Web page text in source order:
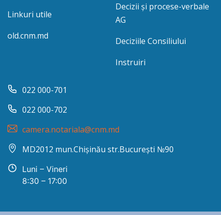
Linkuri utile
old.cnm.md
Decizii și procese-verbale
AG
Deciziile Consiliului
Instruiri
022 000-701
022 000-702
camera.notariala@cnm.md
MD2012 mun.Chișinău str.București №90
Luni – Vineri
8:30 – 17:00